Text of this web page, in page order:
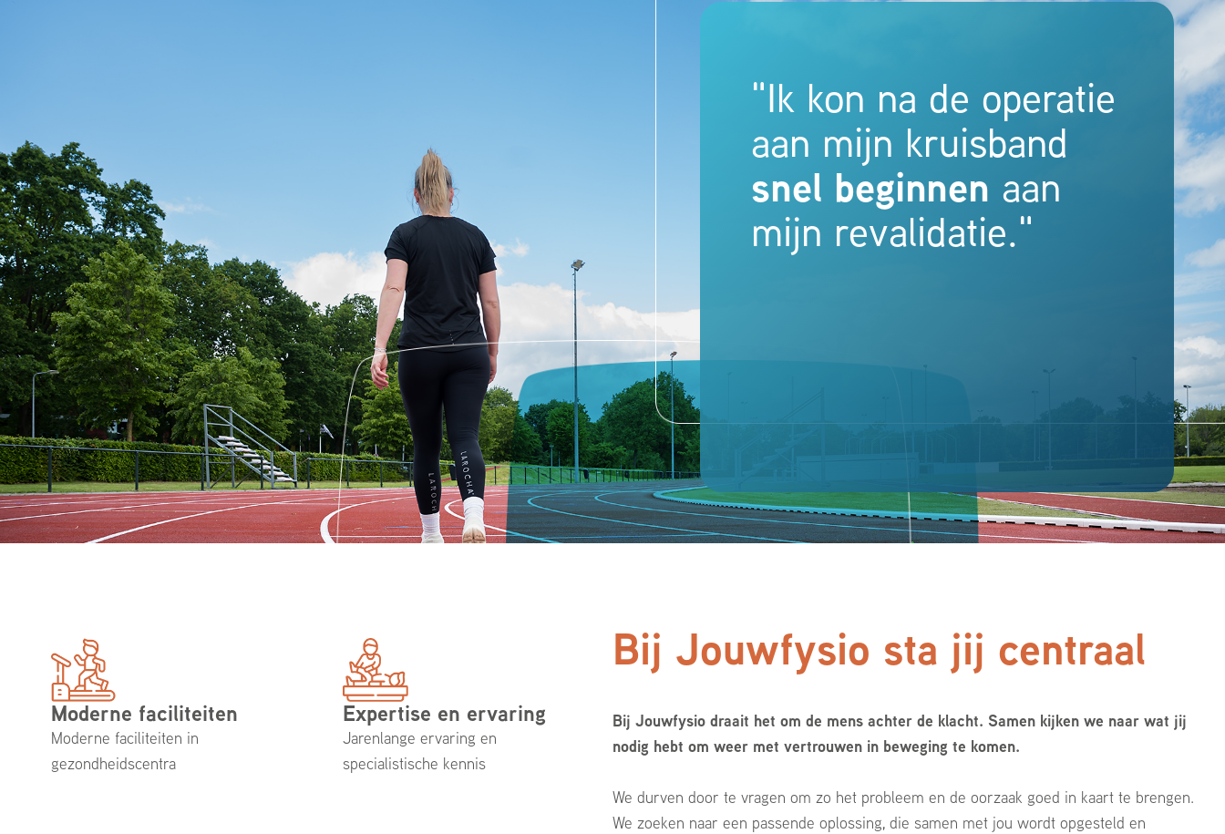
"Ik kon na de operatie
aan mijn kruisband
snel beginnen aan
mijn revalidatie."
Moderne faciliteiten
Moderne faciliteiten in
gezondheidscentra
Expertise en ervaring
Jarenlange ervaring en
specialistische kennis
Bij Jouwfysio sta jij centraal
Bij Jouwfysio draait het om de mens achter de klacht. Samen kijken we naar wat jij
nodig hebt om weer met vertrouwen in beweging te komen.
We durven door te vragen om zo het probleem en de oorzaak goed in kaart te brengen.
We zoeken naar een passende oplossing, die samen met jou wordt opgesteld en